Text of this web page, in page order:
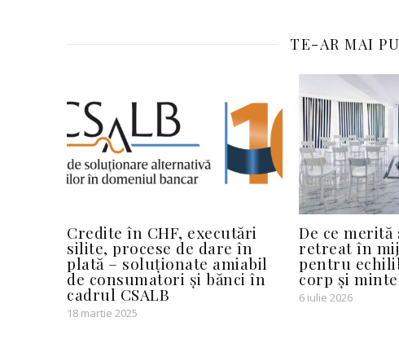
TE-AR MAI
Credite în CHF, executări
silite, procese de dare în
plată – soluționate amiabil
de consumatori și bănci în
cadrul CSALB
18 martie 2025
De ce merită
retreat în
pentru
corp și minte
6 iulie 2026